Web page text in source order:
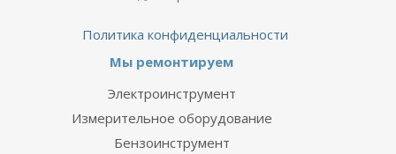
Политика конфиденциальности
Мы ремонтируем
Электроинструмент
Измерительное оборудование
Бензоинструмент